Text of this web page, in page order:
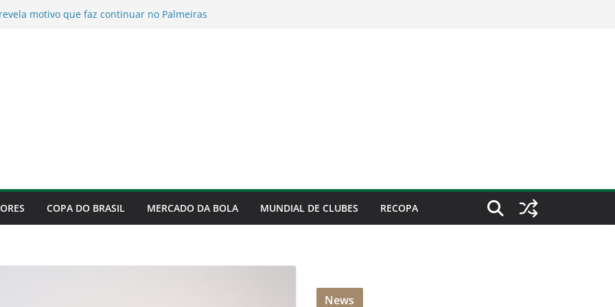
motivo que faz continuar no Palmeiras
COPA DO BRASIL MERCADO DA BOLA MUNDIAL DE CLUBES RECOPA
News